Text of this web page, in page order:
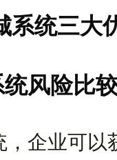
统三大
风险比
企业可以